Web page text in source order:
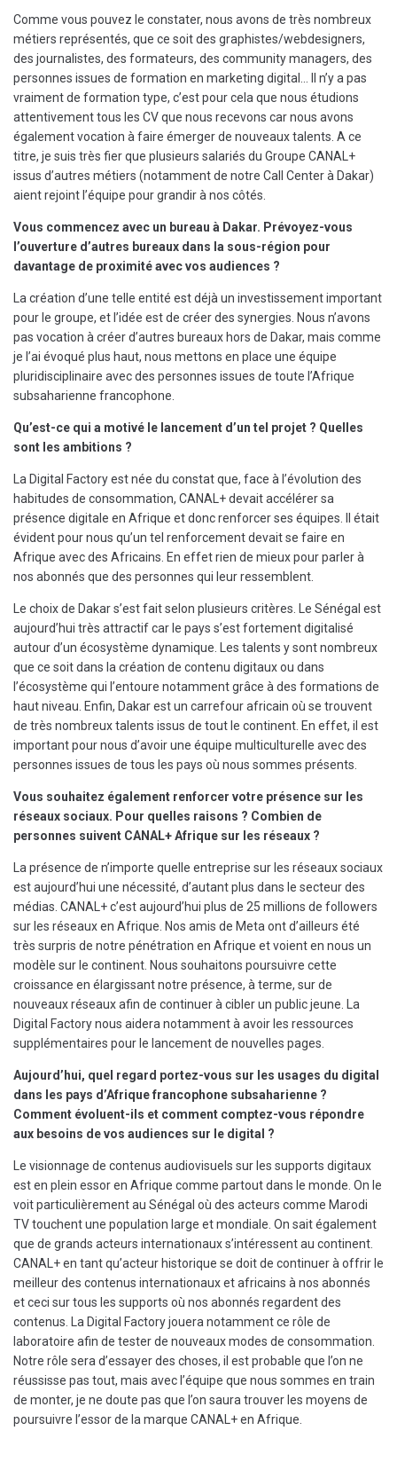
Comme vous pouvez le constater, nous avons de très nombreux
métiers représentés, que ce soit des graphistes/webdesigners,
des journalistes, des formateurs, des community managers, des
personnes issues de formation en marketing digital… Il n’y a pas
vraiment de formation type, c’est pour cela que nous étudions
attentivement tous les CV que nous recevons car nous avons
également vocation à faire émerger de nouveaux talents. A ce
titre, je suis très fier que plusieurs salariés du Groupe CANAL+
issus d’autres métiers (notamment de notre Call Center à Dakar)
aient rejoint l’équipe pour grandir à nos côtés.
Vous commencez avec un bureau à Dakar. Prévoyez-vous
l’ouverture d’autres bureaux dans la sous-région pour
davantage de proximité avec vos audiences ?
La création d’une telle entité est déjà un investissement important
pour le groupe, et l’idée est de créer des synergies. Nous n’avons
pas vocation à créer d’autres bureaux hors de Dakar, mais comme
je l’ai évoqué plus haut, nous mettons en place une équipe
pluridisciplinaire avec des personnes issues de toute l’Afrique
subsaharienne francophone.
Qu’est-ce qui a motivé le lancement d’un tel projet ? Quelles
sont les ambitions ?
La Digital Factory est née du constat que, face à l’évolution des
habitudes de consommation, CANAL+ devait accélérer sa
présence digitale en Afrique et donc renforcer ses équipes. Il était
évident pour nous qu’un tel renforcement devait se faire en
Afrique avec des Africains. En effet rien de mieux pour parler à
nos abonnés que des personnes qui leur ressemblent.
Le choix de Dakar s’est fait selon plusieurs critères. Le Sénégal est
aujourd’hui très attractif car le pays s’est fortement digitalisé
autour d’un écosystème dynamique. Les talents y sont nombreux
que ce soit dans la création de contenu digitaux ou dans
l’écosystème qui l’entoure notamment grâce à des formations de
haut niveau. Enfin, Dakar est un carrefour africain où se trouvent
de très nombreux talents issus de tout le continent. En effet, il est
important pour nous d’avoir une équipe multiculturelle avec des
personnes issues de tous les pays où nous sommes présents.
Vous souhaitez également renforcer votre présence sur les
réseaux sociaux. Pour quelles raisons ? Combien de
personnes suivent CANAL+ Afrique sur les réseaux ?
La présence de n’importe quelle entreprise sur les réseaux sociaux
est aujourd’hui une nécessité, d’autant plus dans le secteur des
médias. CANAL+ c’est aujourd’hui plus de 25 millions de followers
sur les réseaux en Afrique. Nos amis de Meta ont d’ailleurs été
très surpris de notre pénétration en Afrique et voient en nous un
modèle sur le continent. Nous souhaitons poursuivre cette
croissance en élargissant notre présence, à terme, sur de
nouveaux réseaux afin de continuer à cibler un public jeune. La
Digital Factory nous aidera notamment à avoir les ressources
supplémentaires pour le lancement de nouvelles pages.
Aujourd’hui, quel regard portez-vous sur les usages du digital
dans les pays d’Afrique francophone subsaharienne ?
Comment évoluent-ils et comment comptez-vous répondre
aux besoins de vos audiences sur le digital ?
Le visionnage de contenus audiovisuels sur les supports digitaux
est en plein essor en Afrique comme partout dans le monde. On le
voit particulièrement au Sénégal où des acteurs comme Marodi
TV touchent une population large et mondiale. On sait également
que de grands acteurs internationaux s’intéressent au continent.
CANAL+ en tant qu’acteur historique se doit de continuer à offrir le
meilleur des contenus internationaux et africains à nos abonnés
et ceci sur tous les supports où nos abonnés regardent des
contenus. La Digital Factory jouera notamment ce rôle de
laboratoire afin de tester de nouveaux modes de consommation.
Notre rôle sera d’essayer des choses, il est probable que l’on ne
réussisse pas tout, mais avec l’équipe que nous sommes en train
de monter, je ne doute pas que l’on saura trouver les moyens de
poursuivre l’essor de la marque CANAL+ en Afrique.